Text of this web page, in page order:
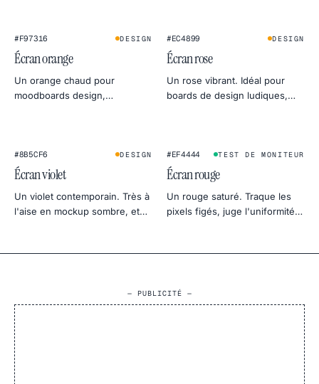
#F97316 DESIGN
Écran orange
Un orange chaud pour
moodboards design,
#EC4899 DESIGN
Écran rose
Un rose vibrant. Idéal pour
boards de design ludiques,
#8B5CF6 DESIGN
Écran violet
Un violet contemporain. Très à
l'aise en mockup sombre, et
#EF4444 TEST DE MONITEUR
Écran rouge
Un rouge saturé. Traque les
pixels figés, juge l'uniformité
— PUBLICITÉ —